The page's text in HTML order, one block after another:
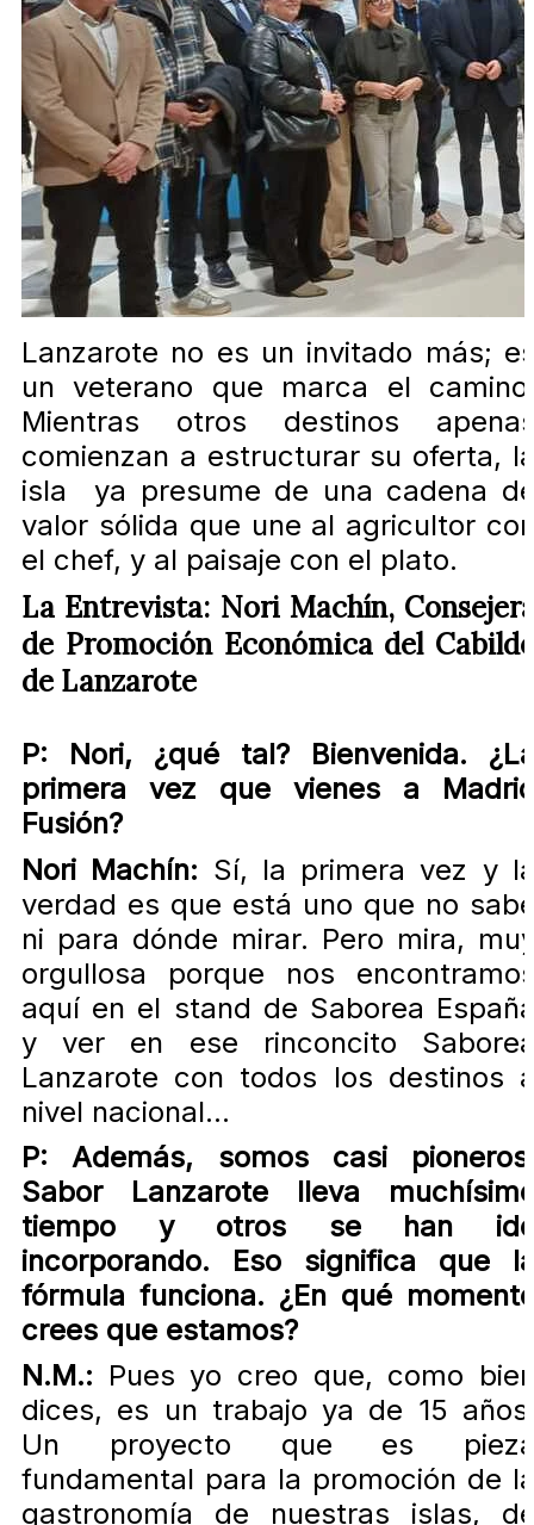
Lanzarote no es un invitado más;
un veterano que marca el
Mientras otros destinos
comienzan a estructurar su oferta,
isla ya presume de una cadena
valor sólida que une al agricultor
el chef, y al paisaje con el plato.
La Entrevista: Nori Machín,
de Promoción Económica del
de Lanzarote
P: Nori, ¿qué tal? Bienvenida.
primera vez que vienes a
Fusión?
Nori Machín: Sí, la primera vez y
verdad es que está uno que no
ni para dónde mirar. Pero mira,
orgullosa porque nos
aquí en el stand de Saborea
y ver en ese rinconcito
Lanzarote con todos los destinos
nivel nacional...
P: Además, somos casi
Sabor Lanzarote lleva
tiempo y otros se han
incorporando. Eso significa que
fórmula funciona. ¿En qué
crees que estamos?
N.M.: Pues yo creo que, como
dices, es un trabajo ya de 15
Un proyecto que es
fundamental para la promoción de
gastronomía de nuestras islas,